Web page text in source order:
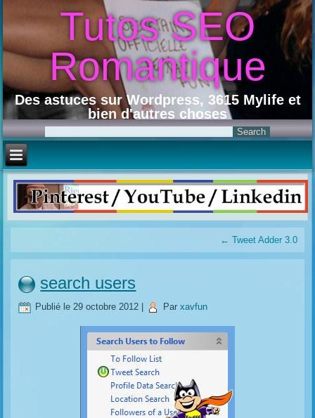
Tutos SEO
Romantique
Des astuces sur Wordpress, 3615 Mylife et
bien d'autres choses
← Tweet Adder 3.0
search users
Publié le 29 octobre 2012 Par xavfun